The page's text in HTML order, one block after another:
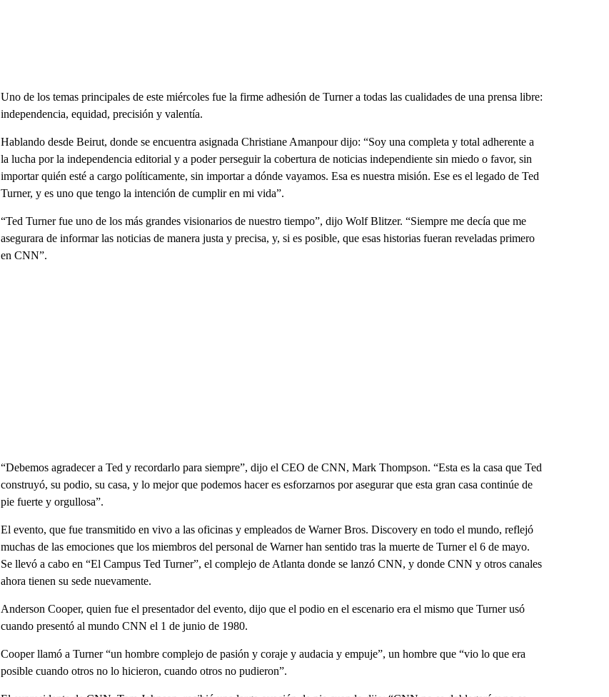
Uno de los temas principales de este miércoles fue la firme adhesión de Turner a todas las cualidades de una prensa libre:
independencia, equidad, precisión y valentía.
Hablando desde Beirut, donde se encuentra asignada Christiane Amanpour dijo: “Soy una completa y total adherente a
la lucha por la independencia editorial y a poder perseguir la cobertura de noticias independiente sin miedo o favor, sin
importar quién esté a cargo políticamente, sin importar a dónde vayamos. Esa es nuestra misión. Ese es el legado de Ted
Turner, y es uno que tengo la intención de cumplir en mi vida”.
“Ted Turner fue uno de los más grandes visionarios de nuestro tiempo”, dijo Wolf Blitzer. “Siempre me decía que me
asegurara de informar las noticias de manera justa y precisa, y, si es posible, que esas historias fueran reveladas primero
en CNN”.
“Debemos agradecer a Ted y recordarlo para siempre”, dijo el CEO de CNN, Mark Thompson. “Esta es la casa que Ted
construyó, su podio, su casa, y lo mejor que podemos hacer es esforzarnos por asegurar que esta gran casa continúe de
pie fuerte y orgullosa”.
El evento, que fue transmitido en vivo a las oficinas y empleados de Warner Bros. Discovery en todo el mundo, reflejó
muchas de las emociones que los miembros del personal de Warner han sentido tras la muerte de Turner el 6 de mayo.
Se llevó a cabo en “El Campus Ted Turner”, el complejo de Atlanta donde se lanzó CNN, y donde CNN y otros canales
ahora tienen su sede nuevamente.
Anderson Cooper, quien fue el presentador del evento, dijo que el podio en el escenario era el mismo que Turner usó
cuando presentó al mundo CNN el 1 de junio de 1980.
Cooper llamó a Turner “un hombre complejo de pasión y coraje y audacia y empuje”, un hombre que “vio lo que era
posible cuando otros no lo hicieron, cuando otros no pudieron”.